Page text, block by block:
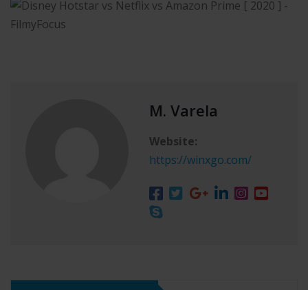
M. Varela
Website:
https://winxgo.com/